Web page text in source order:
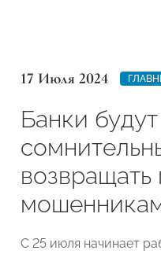
17 Июля 2024
Банки
С 25 июля начинает